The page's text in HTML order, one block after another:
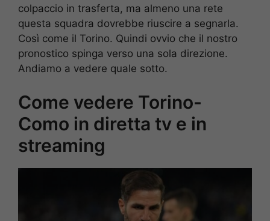
colpaccio in trasferta, ma almeno una rete
questa squadra dovrebbe riuscire a segnarla.
Così come il Torino. Quindi ovvio che il nostro
pronostico spinga verso una sola direzione.
Andiamo a vedere quale sotto.
Come vedere Torino-
Como in diretta tv e in
streaming